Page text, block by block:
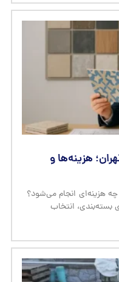
هزینه‌ها و
هزینه‌ای انجام می‌شود؟
بسته‌بندی، انتخاب